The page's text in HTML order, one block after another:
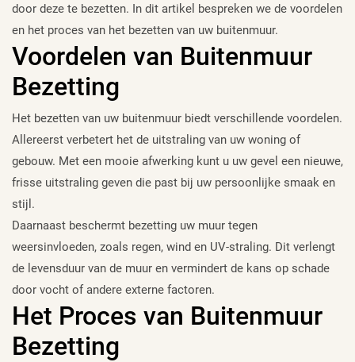
door deze te bezetten. In dit artikel bespreken we de voordelen
en het proces van het bezetten van uw buitenmuur.
Voordelen van Buitenmuur
Bezetting
Het bezetten van uw buitenmuur biedt verschillende voordelen.
Allereerst verbetert het de uitstraling van uw woning of
gebouw. Met een mooie afwerking kunt u uw gevel een nieuwe,
frisse uitstraling geven die past bij uw persoonlijke smaak en
stijl.
Daarnaast beschermt bezetting uw muur tegen
weersinvloeden, zoals regen, wind en UV-straling. Dit verlengt
de levensduur van de muur en vermindert de kans op schade
door vocht of andere externe factoren.
Het Proces van Buitenmuur
Bezetting